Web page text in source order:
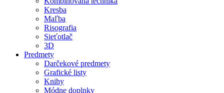
Kresba
Maľba
Risografia
Sieťotlač
3D
Predmety
Darčekové predmety
Grafické listy
Knihy
Módne doplnky